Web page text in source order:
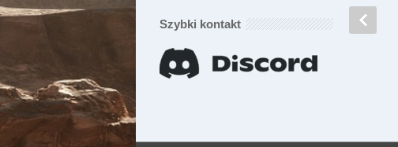
Szybki kontakt